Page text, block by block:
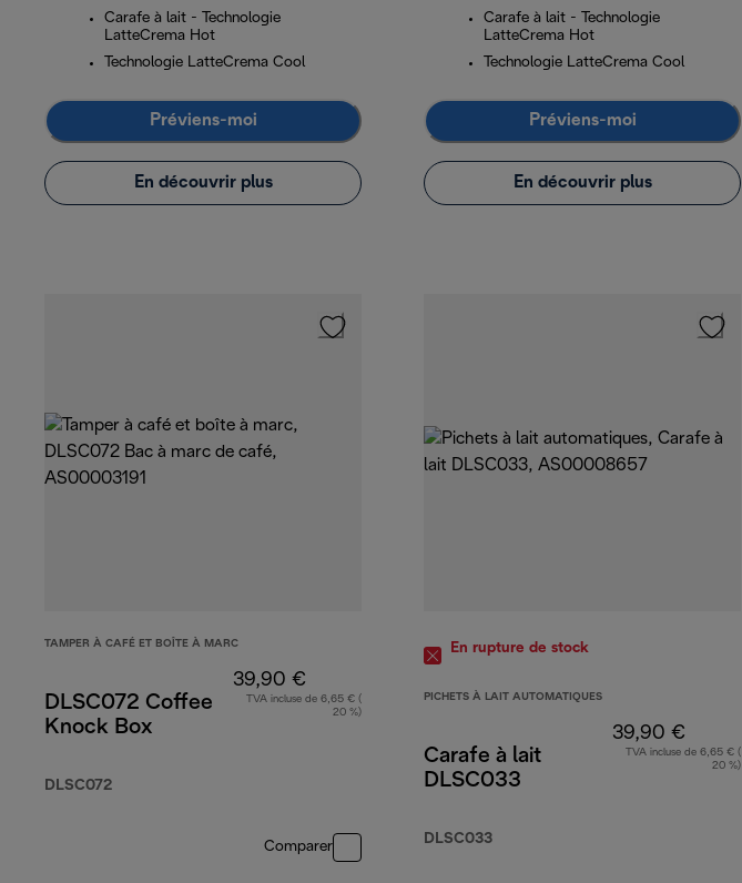
Carafe à lait - Technologie
LatteCrema Hot
Technologie LatteCrema Cool
Préviens-moi
En découvrir plus
Carafe à lait - Technologie
LatteCrema Hot
Technologie LatteCrema Cool
Préviens-moi
En découvrir plus
TAMPER À CAFÉ ET BOÎTE À MARC
DLSC072 Coffee
Knock Box
DLSC072
39,90 €
TVA incluse de 6,65 € (
20 %)
Comparer
En rupture de stock
PICHETS À LAIT AUTOMATIQUES
Carafe à lait
DLSC033
DLSC033
39,90 €
TVA incluse de 6,65 € (
20 %)